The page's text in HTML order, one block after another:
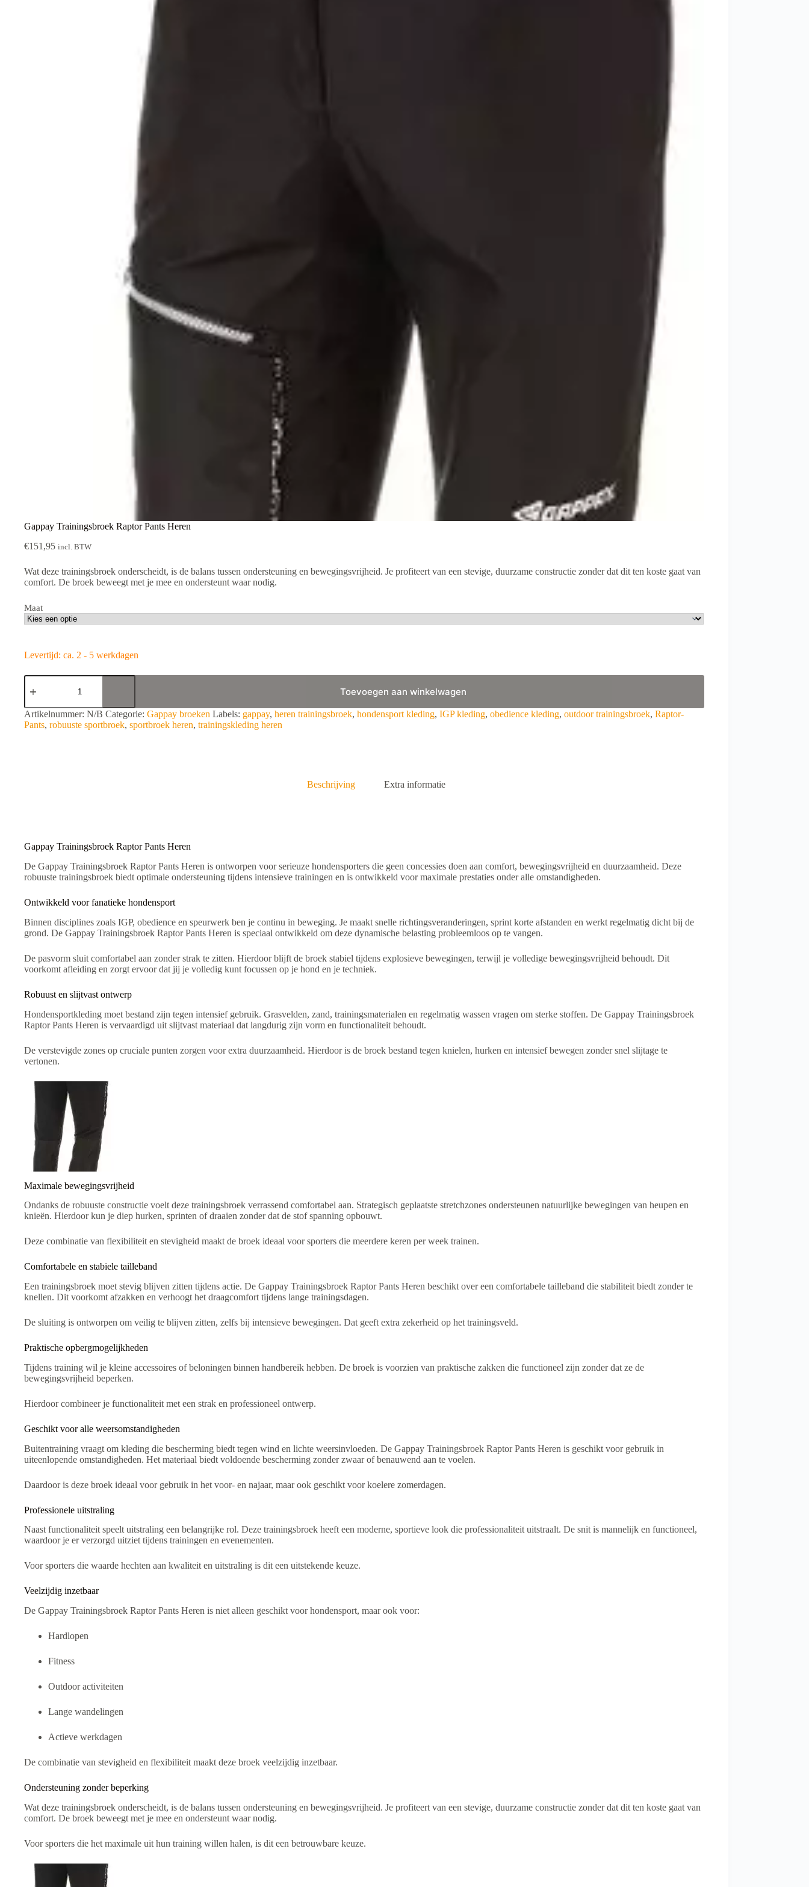
Gappay Trainingsbroek Raptor Pants Heren
€151,95 incl. BTW
Wat deze trainingsbroek onderscheidt, is de balans tussen ondersteuning en bewegingsvrijheid. Je profiteert van een stevige, duurzame constructie zonder dat dit ten koste gaat van
comfort. De broek beweegt met je mee en ondersteunt waar nodig.
Maat
Levertijd: ca. 2 - 5 werkdagen
Gappay
Trainingsbroek
Pants
Heren
aantal
Toevoegen aan winkelwagen
A
l
Artikelnummer: N/B Categorie: Gappay broeken Labels: gappay, heren trainingsbroek, hondensport kleding, IGP kleding, obedience kleding, outdoor trainingsbroek, Raptor-
Pants, robuuste sportbroek, sportbroek heren, trainingskleding heren
Beschrijving Extra informatie
Gappay Trainingsbroek Raptor Pants Heren
De Gappay Trainingsbroek Raptor Pants Heren is ontworpen voor serieuze hondensporters die geen concessies doen aan comfort, bewegingsvrijheid en duurzaamheid. Deze
robuuste trainingsbroek biedt optimale ondersteuning tijdens intensieve trainingen en is ontwikkeld voor maximale prestaties onder alle omstandigheden.
Ontwikkeld voor fanatieke hondensport
Binnen disciplines zoals IGP, obedience en speurwerk ben je continu in beweging. Je maakt snelle richtingsveranderingen, sprint korte afstanden en werkt regelmatig dicht bij de
grond. De Gappay Trainingsbroek Raptor Pants Heren is speciaal ontwikkeld om deze dynamische belasting probleemloos op te vangen.
De pasvorm sluit comfortabel aan zonder strak te zitten. Hierdoor blijft de broek stabiel tijdens explosieve bewegingen, terwijl je volledige bewegingsvrijheid behoudt. Dit
voorkomt afleiding en zorgt ervoor dat jij je volledig kunt focussen op je hond en je techniek.
Robuust en slijtvast ontwerp
Hondensportkleding moet bestand zijn tegen intensief gebruik. Grasvelden, zand, trainingsmaterialen en regelmatig wassen vragen om sterke stoffen. De Gappay Trainingsbroek
Raptor Pants Heren is vervaardigd uit slijtvast materiaal dat langdurig zijn vorm en functionaliteit behoudt.
De verstevigde zones op cruciale punten zorgen voor extra duurzaamheid. Hierdoor is de broek bestand tegen knielen, hurken en intensief bewegen zonder snel slijtage te
vertonen.
Maximale bewegingsvrijheid
Ondanks de robuuste constructie voelt deze trainingsbroek verrassend comfortabel aan. Strategisch geplaatste stretchzones ondersteunen natuurlijke bewegingen van heupen en
knieën. Hierdoor kun je diep hurken, sprinten of draaien zonder dat de stof spanning opbouwt.
Deze combinatie van flexibiliteit en stevigheid maakt de broek ideaal voor sporters die meerdere keren per week trainen.
Comfortabele en stabiele tailleband
Een trainingsbroek moet stevig blijven zitten tijdens actie. De Gappay Trainingsbroek Raptor Pants Heren beschikt over een comfortabele tailleband die stabiliteit biedt zonder te
knellen. Dit voorkomt afzakken en verhoogt het draagcomfort tijdens lange trainingsdagen.
De sluiting is ontworpen om veilig te blijven zitten, zelfs bij intensieve bewegingen. Dat geeft extra zekerheid op het trainingsveld.
Praktische opbergmogelijkheden
Tijdens training wil je kleine accessoires of beloningen binnen handbereik hebben. De broek is voorzien van praktische zakken die functioneel zijn zonder dat ze de
bewegingsvrijheid beperken.
Hierdoor combineer je functionaliteit met een strak en professioneel ontwerp.
Geschikt voor alle weersomstandigheden
Buitentraining vraagt om kleding die bescherming biedt tegen wind en lichte weersinvloeden. De Gappay Trainingsbroek Raptor Pants Heren is geschikt voor gebruik in
uiteenlopende omstandigheden. Het materiaal biedt voldoende bescherming zonder zwaar of benauwend aan te voelen.
Daardoor is deze broek ideaal voor gebruik in het voor- en najaar, maar ook geschikt voor koelere zomerdagen.
Professionele uitstraling
Naast functionaliteit speelt uitstraling een belangrijke rol. Deze trainingsbroek heeft een moderne, sportieve look die professionaliteit uitstraalt. De snit is mannelijk en functioneel,
waardoor je er verzorgd uitziet tijdens trainingen en evenementen.
Voor sporters die waarde hechten aan kwaliteit en uitstraling is dit een uitstekende keuze.
Veelzijdig inzetbaar
De Gappay Trainingsbroek Raptor Pants Heren is niet alleen geschikt voor hondensport, maar ook voor:
Hardlopen
Fitness
Outdoor activiteiten
Lange wandelingen
Actieve werkdagen
De combinatie van stevigheid en flexibiliteit maakt deze broek veelzijdig inzetbaar.
Ondersteuning zonder beperking
Wat deze trainingsbroek onderscheidt, is de balans tussen ondersteuning en bewegingsvrijheid. Je profiteert van een stevige, duurzame constructie zonder dat dit ten koste gaat van
comfort. De broek beweegt met je mee en ondersteunt waar nodig.
Voor sporters die het maximale uit hun training willen halen, is dit een betrouwbare keuze.